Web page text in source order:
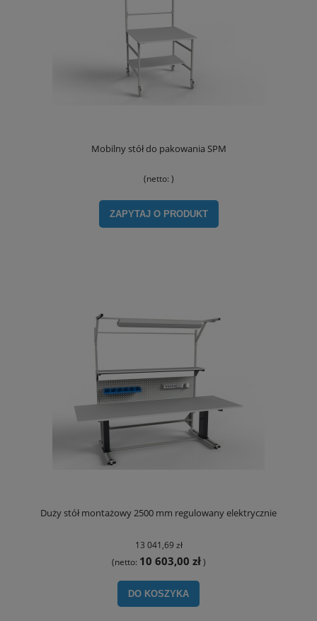
Mobilny stół do pakowania SPM
(netto: )
ZAPYTAJ O PRODUKT
Duży stół montażowy 2500 mm regulowany elektrycznie
13 041,69 zł
(netto: 10 603,00 zł)
DO KOSZYKA